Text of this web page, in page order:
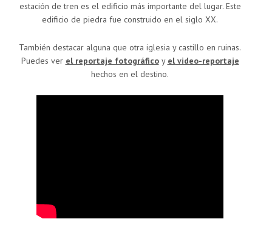
estación de tren es el edificio más importante del lugar. Este
edificio de piedra fue construido en el siglo XX.
También destacar alguna que otra iglesia y castillo en ruinas.
Puedes ver el reportaje fotográficoy el video-reportaje
hechos en el destino.